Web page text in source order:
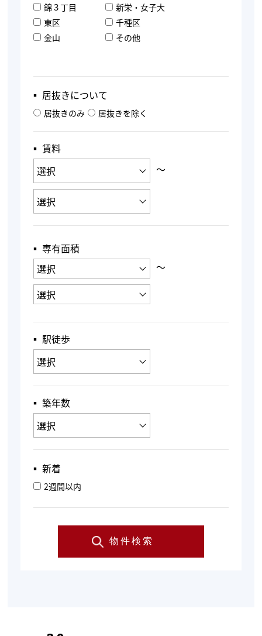
錦３丁目
新栄・女子大
東区
千種区
金山
その他
▪︎ 居抜きについて
居抜きのみ 居抜きを除く
▪︎ 賃料
〜
▪︎ 専有面積
〜
▪︎ 駅徒歩
▪︎ 築年数
▪︎ 新着
2週間以内
物件検索